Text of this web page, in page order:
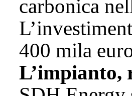
carbonica
400 mila
L’impianto,